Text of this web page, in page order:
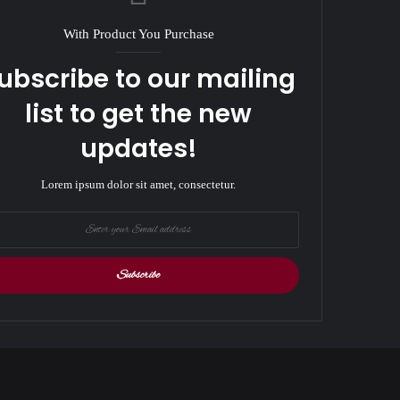
With Product You Purchase
to our mailing
list to get the new
updates!
Lorem ipsum dolor sit amet, consectetur.